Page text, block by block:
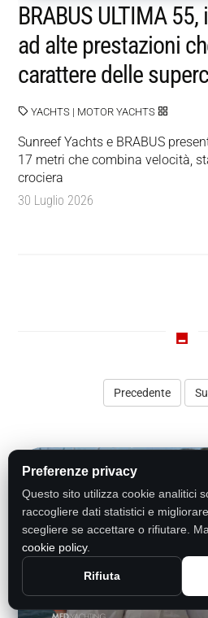
BRABUS ULTIMA
ad alte prestazioni
carattere delle
YACHTS | MOTOR YACHTS
Sunreef Yachts e BRABUS
17 metri che combina velocità,
crociera
30 Luglio 2026
Precedente
Preferenze privacy
Questo sito utilizza cookie analitici
raccogliere dati statistici e
scegliere se accettare o rifiutare.
cookie policy.
Rifiuta